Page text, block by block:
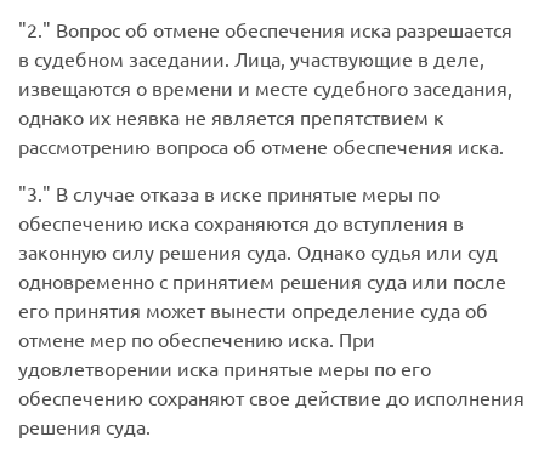
2.
Вопрос об отмене обеспечения иска разрешается
в судебном заседании. Лица, участвующие в деле,
извещаются о времени и месте судебного заседания,
однако их неявка не является препятствием к
рассмотрению вопроса об отмене обеспечения иска.
3.
В случае отказа в иске принятые меры по
обеспечению иска сохраняются до вступления в
законную силу решения суда. Однако судья или суд
одновременно с принятием решения суда или после
его принятия может вынести определение суда об
отмене мер по обеспечению иска. При
удовлетворении иска принятые меры по его
обеспечению сохраняют свое действие до исполнения
решения суда.